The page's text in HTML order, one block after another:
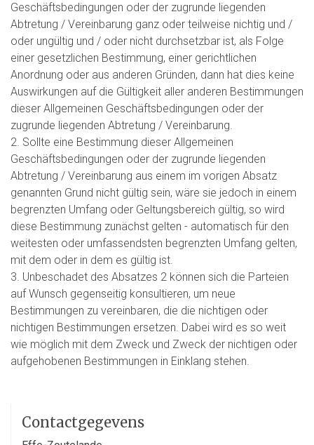
Geschäftsbedingungen oder der zugrunde liegenden
Abtretung / Vereinbarung ganz oder teilweise nichtig und /
oder ungültig und / oder nicht durchsetzbar ist, als Folge
einer gesetzlichen Bestimmung, einer gerichtlichen
Anordnung oder aus anderen Gründen, dann hat dies keine
Auswirkungen auf die Gültigkeit aller anderen Bestimmungen
dieser Allgemeinen Geschäftsbedingungen oder der
zugrunde liegenden Abtretung / Vereinbarung.
2. Sollte eine Bestimmung dieser Allgemeinen
Geschäftsbedingungen oder der zugrunde liegenden
Abtretung / Vereinbarung aus einem im vorigen Absatz
genannten Grund nicht gültig sein, wäre sie jedoch in einem
begrenzten Umfang oder Geltungsbereich gültig, so wird
diese Bestimmung zunächst gelten - automatisch für den
weitesten oder umfassendsten begrenzten Umfang gelten,
mit dem oder in dem es gültig ist.
3. Unbeschadet des Absatzes 2 können sich die Parteien
auf Wunsch gegenseitig konsultieren, um neue
Bestimmungen zu vereinbaren, die die nichtigen oder
nichtigen Bestimmungen ersetzen. Dabei wird es so weit
wie möglich mit dem Zweck und Zweck der nichtigen oder
aufgehobenen Bestimmungen in Einklang stehen.
Contactgegevens